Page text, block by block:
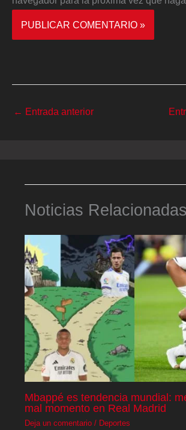
← Entrada anterior
Noticias Relacionadas
Mbappé es tendencia mundial:
mal momento en Real Madrid
Deja un comentario / Deportes